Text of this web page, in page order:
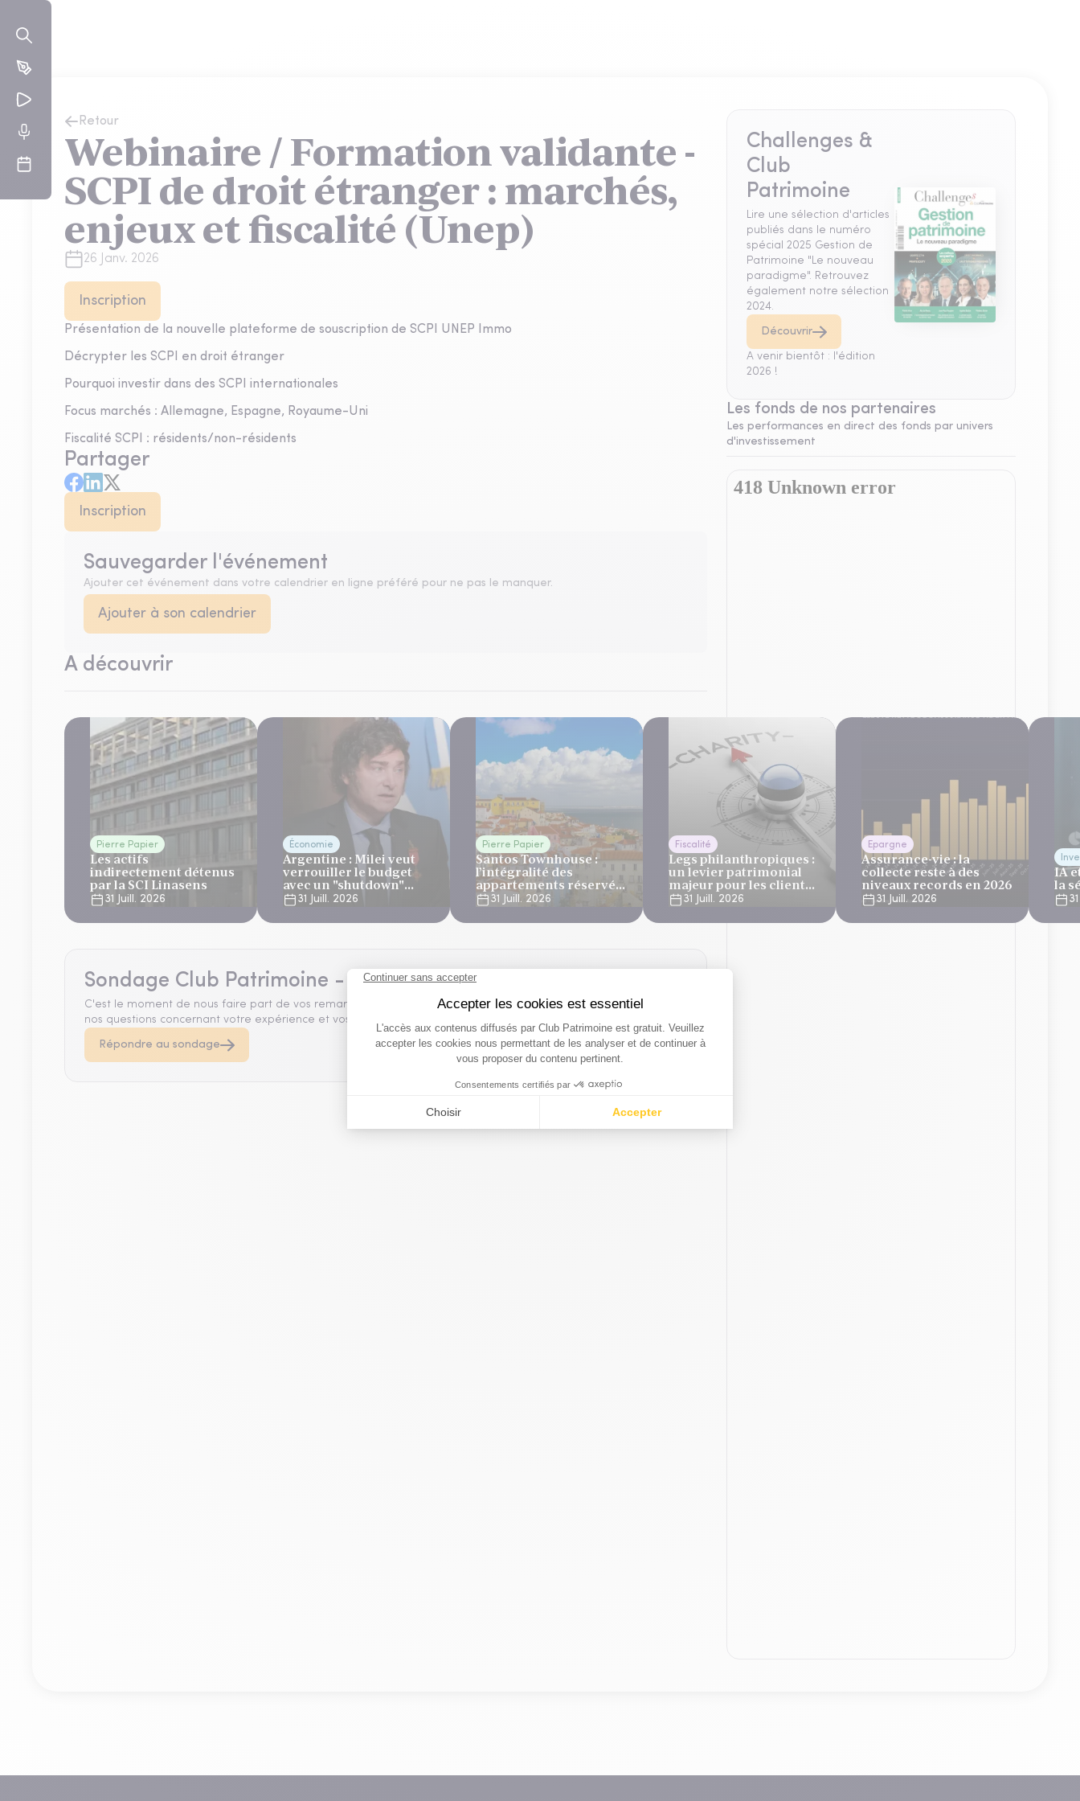
Retour
Webinaire / Formation validante -
SCPI de droit étranger : marchés,
enjeux et fiscalité (Unep)
26 Janv. 2026
Inscription
Présentation de la nouvelle plateforme de souscription de SCPI UNEP Immo
Décrypter les SCPI en droit étranger
Pourquoi investir dans des SCPI internationales
Focus marchés : Allemagne, Espagne, Royaume-Uni
Fiscalité SCPI : résidents/non-résidents
Partager
Inscription
Sauvegarder l'événement
Ajouter cet événement dans votre calendrier en ligne préféré pour ne pas le manquer.
Ajouter à son calendrier
A découvrir
Pierre Papier
Les actifs
indirectement détenus
par la SCI Linasens
31 Juill. 2026
Économie
Argentine : Milei veut
verrouiller le budget
avec un "shutdown"
automatique, sous le
regard bienveillant du
FMI
31 Juill. 2026
Pierre Papier
Santos Townhouse :
l’intégralité des
appartements réservés
à Lisbonne
31 Juill. 2026
Fiscalité
Legs philanthropiques :
un levier patrimonial
majeur pour les clients
des gestionnaires de
patrimoine et des
banques privées
31 Juill. 2026
Epargne
Assurance-vie : la
collecte reste à des
niveaux records en 2026
31 Juill. 2026
IA
la
Sondage Club Patrimoine - A vos suggestions !
C'est le moment de nous faire part de vos remarques et suggestions. Prenez quelques instants pour répondre à
nos questions concernant votre expérience et vos attentes concernant notre site Club Patrimoine.
Répondre au sondage
Challenges &
Club
Patrimoine
Lire une sélection d'articles
publiés dans le numéro
spécial 2025 Gestion de
Patrimoine "Le nouveau
paradigme". Retrouvez
également notre sélection
2024.
Découvrir
A venir bientôt : l'édition
2026 !
Les fonds de nos partenaires
Les performances en direct des fonds par univers
d'investissement